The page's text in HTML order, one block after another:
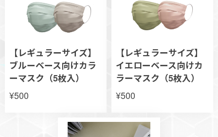
【レギュラーサイズ】
ブルーベース向けカラ
ーマスク（5枚入）
¥500
【レギュラーサイズ】
イエローベース向けカ
ラーマスク（5枚入）
¥500